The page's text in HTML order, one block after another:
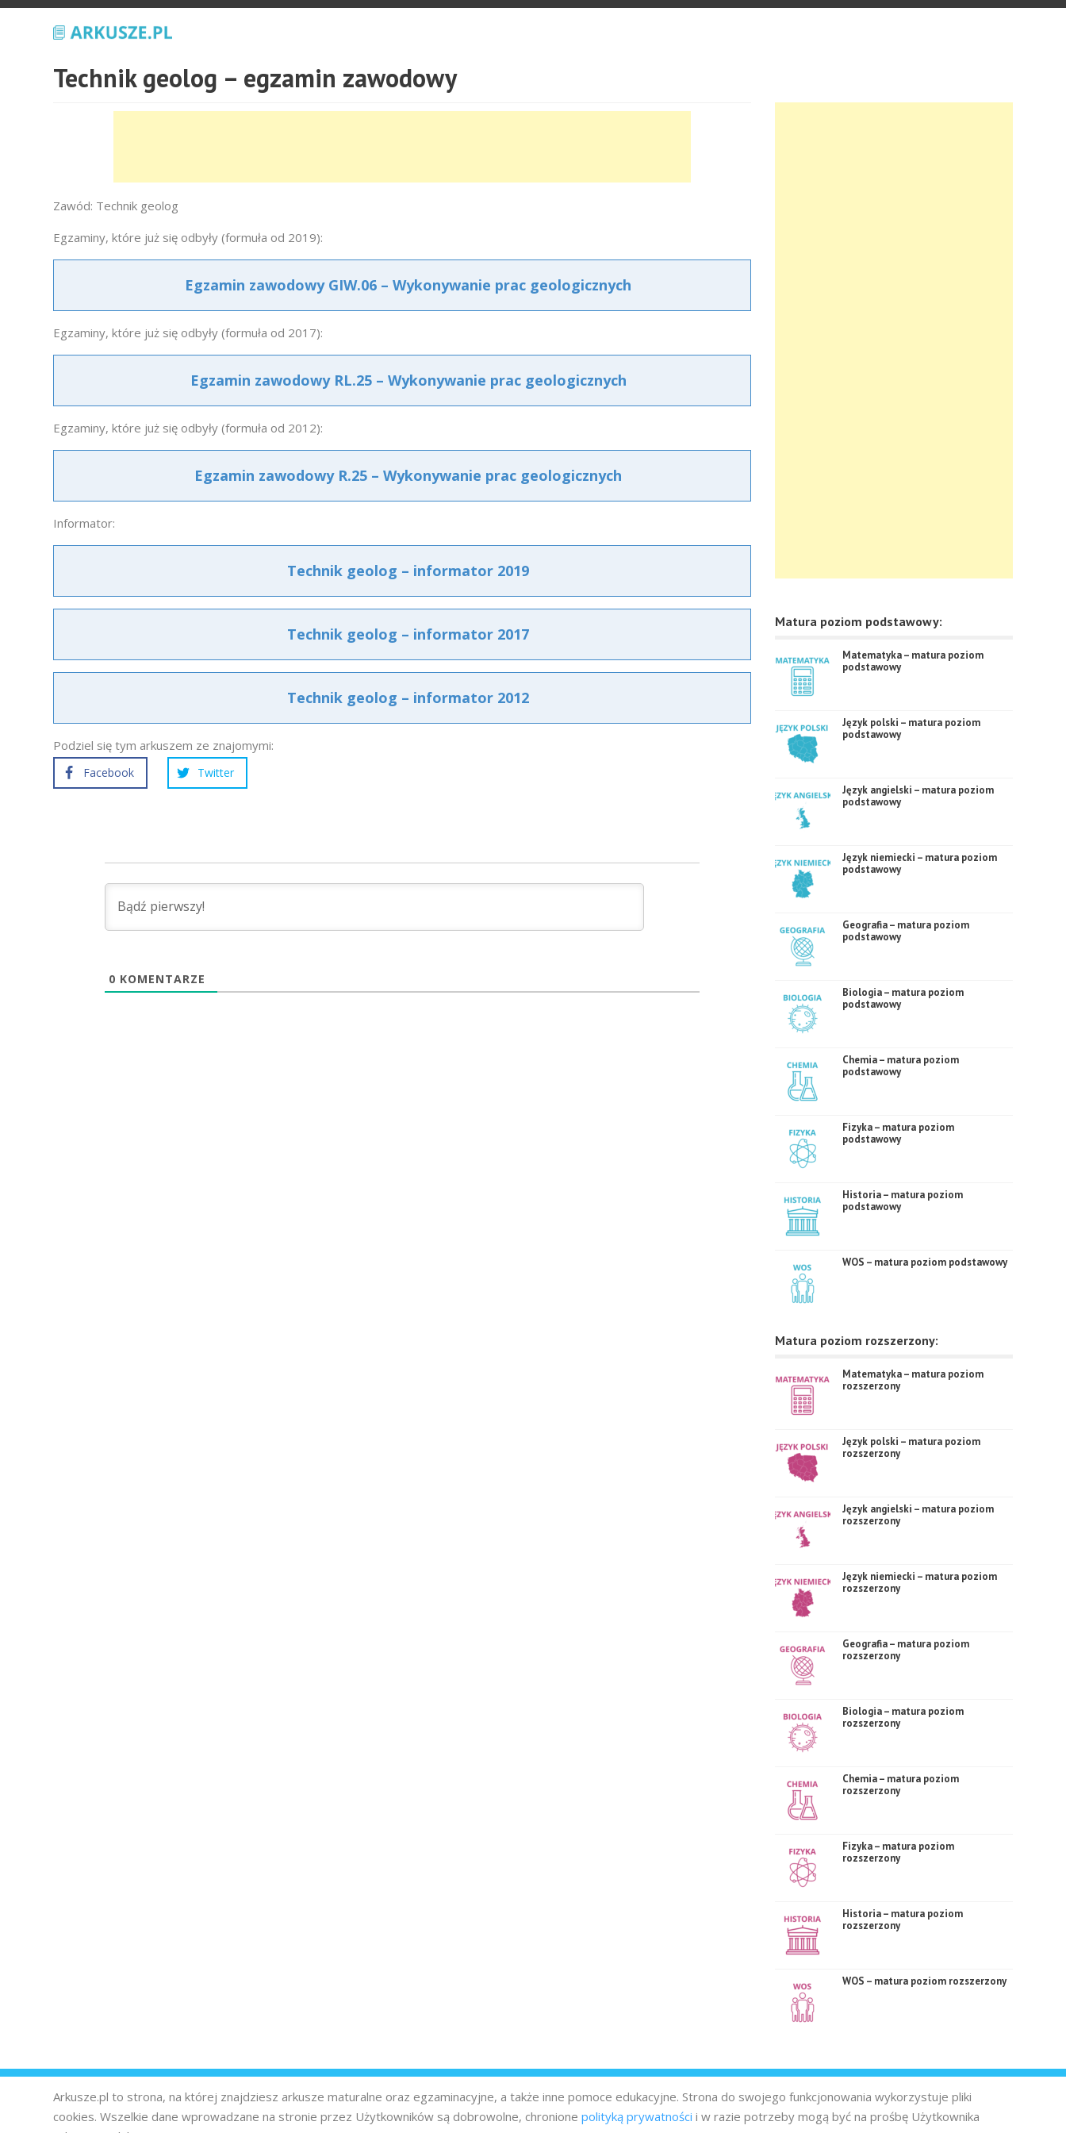
Technik geolog – egzamin zawodowy
Zawód: Technik geolog
Egzaminy, które już się odbyły (formuła od 2019):
Egzamin zawodowy GIW.06 – Wykonywanie prac geologicznych
Egzaminy, które już się odbyły (formuła od 2017):
Egzamin zawodowy RL.25 – Wykonywanie prac geologicznych
Egzaminy, które już się odbyły (formuła od 2012):
Egzamin zawodowy R.25 – Wykonywanie prac geologicznych
Informator:
Technik geolog – informator 2019
Technik geolog – informator 2017
Technik geolog – informator 2012
Podziel się tym arkuszem ze znajomymi:
Facebook Twitter
0 KOMENTARZE
Matura poziom podstawowy:
Matematyka – matura poziom
podstawowy
Język polski – matura poziom
podstawowy
Język angielski – matura poziom
podstawowy
Język niemiecki – matura poziom
podstawowy
Geografia – matura poziom
podstawowy
Biologia – matura poziom
podstawowy
Chemia – matura poziom
podstawowy
Fizyka – matura poziom
podstawowy
Historia – matura poziom
podstawowy
WOS – matura poziom podstawowy
Matura poziom rozszerzony:
Matematyka – matura poziom
rozszerzony
Język polski – matura poziom
rozszerzony
Język angielski – matura poziom
rozszerzony
Język niemiecki – matura poziom
rozszerzony
Geografia – matura poziom
rozszerzony
Biologia – matura poziom
rozszerzony
Chemia – matura poziom
rozszerzony
Fizyka – matura poziom
rozszerzony
Historia – matura poziom
rozszerzony
WOS – matura poziom rozszerzony
Arkusze.pl to strona, na której znajdziesz arkusze maturalne oraz egzaminacyjne, a także inne pomoce edukacyjne. Strona do swojego funkcjonowania wykorzystuje pliki
cookies. Wszelkie dane wprowadzane na stronie przez Użytkowników są dobrowolne, chronione polityką prywatności i w razie potrzeby mogą być na prośbę Użytkownika